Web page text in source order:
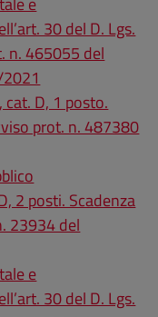
30 del D. Lgs.
n. 465055 del
D, 1 posto.
prot. n. 487380
2 posti. Scadenza
23934 del
e
30 del D. Lgs.